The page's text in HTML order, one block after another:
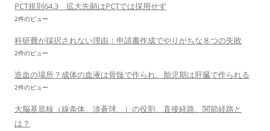
PCT規則64.3 拡大先願はPCTでは採用せず
2件のビュー
科研費が採択されない理由：申請書作成でやりがちな８つの失敗
2件のビュー
造血の場所？成体の血液は骨髄で作られ、胎児期は肝臓で作られる
2件のビュー
大脳基底核（線条体、淡蒼球、）の役割、直接経路、関節経路と
は？